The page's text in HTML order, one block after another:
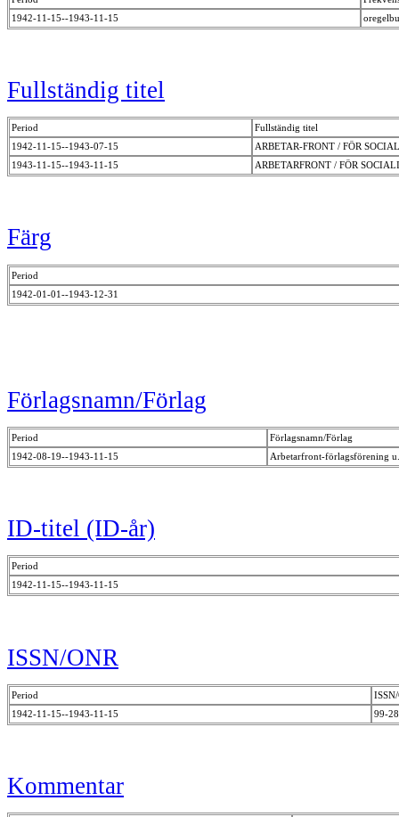
1942-11-15--1943-11-15
Fullständig titel
Period
Fullständig titel
1942-11-15--1943-07-15
ARBETAR-FRONT / FÖR
1943-11-15--1943-11-15
ARBETARFRONT / FÖR
Färg
Period
1942-01-01--1943-12-31
Förlagsnamn/Förlag
Period
Förlagsnamn/Förlag
1942-08-19--1943-11-15
Arbetarfront-förlagsförening
ID-titel (ID-år)
Period
1942-11-15--1943-11-15
ISSN/ONR
Period
1942-11-15--1943-11-15
99-
Kommentar